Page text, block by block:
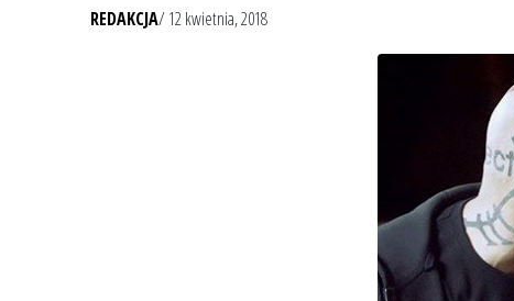
REDAKCJA/ 12 kwietnia, 2018